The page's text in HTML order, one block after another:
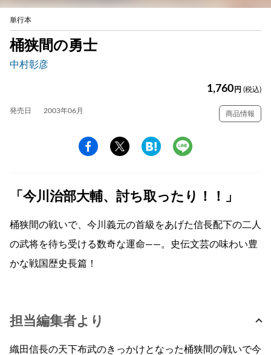
単行本
桶狭間の勇士
中村彰彦
1,760 円 (税込)
発売日 2003年06月 商品情報
「今川治部大輔、討ち取ったり！！」
桶狭間の戦いで、今川義元の首級をあげた信長配下の二人
の武将を待ち受ける数奇な運命――。史伝文芸の味わい豊
かな戦国歴史長篇！
担当編集者より
織田信長の天下布武のきっかけとなった桶狭間の戦いで今